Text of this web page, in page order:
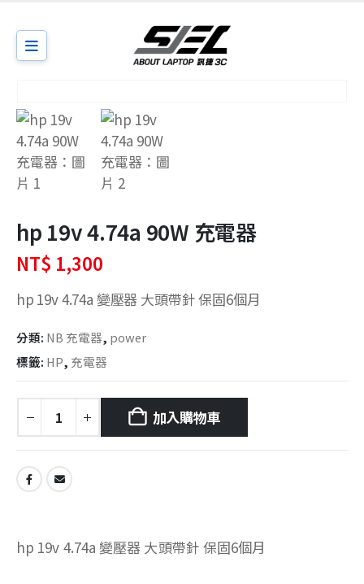
hp 19v 4.74a 90W 充電器
NT$ 1,300
hp 19v 4.74a 變壓器 大頭帶針 保固6個月
分類: NB 充電器, power
標籤: HP, 充電器
加入購物車
hp 19v 4.74a 變壓器 大頭帶針 保固6個月